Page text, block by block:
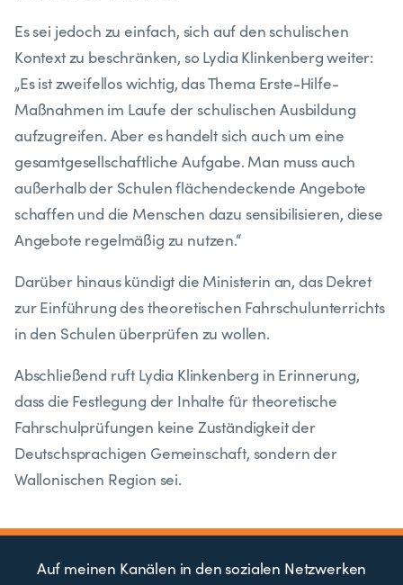
Es sei jedoch zu einfach, sich auf den schulischen
Kontext zu beschränken, so Lydia Klinkenberg weiter:
„Es ist zweifellos wichtig, das Thema Erste-Hilfe-
Maßnahmen im Laufe der schulischen Ausbildung
aufzugreifen. Aber es handelt sich auch um eine
gesamtgesellschaftliche Aufgabe. Man muss auch
außerhalb der Schulen flächendeckende Angebote
schaffen und die Menschen dazu sensibilisieren, diese
Angebote regelmäßig zu nutzen.“
Darüber hinaus kündigt die Ministerin an, das Dekret
zur Einführung des theoretischen Fahrschulunterrichts
in den Schulen überprüfen zu wollen.
Abschließend ruft Lydia Klinkenberg in Erinnerung,
dass die Festlegung der Inhalte für theoretische
Fahrschulprüfungen keine Zuständigkeit der
Deutschsprachigen Gemeinschaft, sondern der
Wallonischen Region sei.
Auf meinen Kanälen in den sozialen Netzwerken